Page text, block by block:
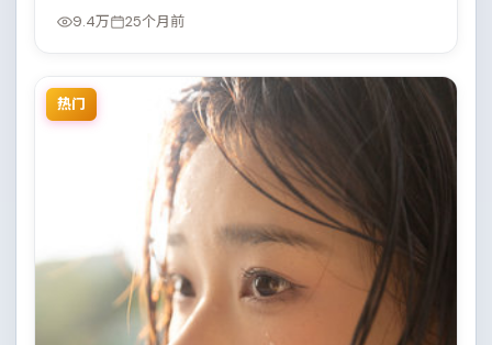
的观众。
9.4万 25个月前
热门